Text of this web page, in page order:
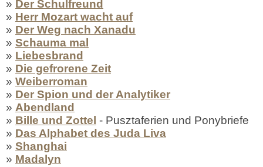
» Der Schulfreund
» Herr Mozart wacht auf
» Der Weg nach Xanadu
» Schauma mal
» Liebesbrand
» Die gefrorene Zeit
» Weiberroman
» Der Spion und der Analytiker
» Abendland
» Bille und Zottel - Pusztaferien und Ponybriefe
» Das Alphabet des Juda Liva
» Shanghai
» Madalyn